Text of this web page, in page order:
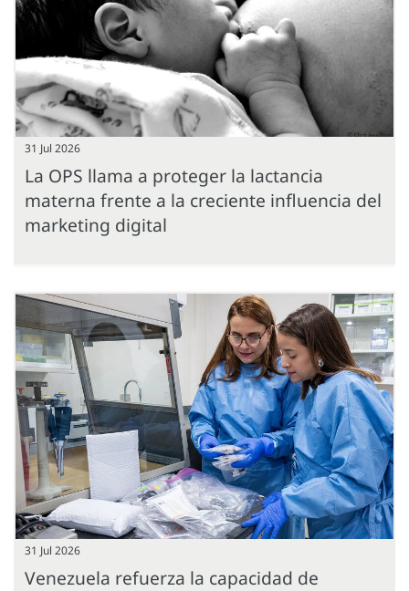
31 Jul 2026
La OPS llama a proteger la lactancia
materna frente a la creciente influencia del
marketing digital
31 Jul 2026
Venezuela refuerza la capacidad de